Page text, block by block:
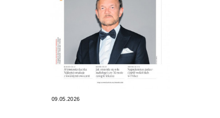
09.05.2026